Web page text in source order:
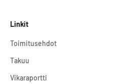
Linkit
Toimitusehdot
Takuu
Vikaraportti